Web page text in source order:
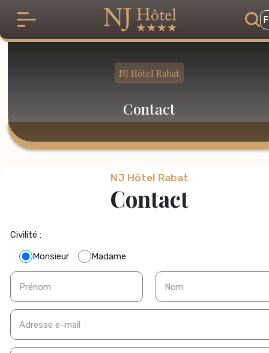
NJ Hôtel Rabat
Contact
NJ Hôtel Rabat
Contact
Civilité :
Monsieur
Madame
Prénom Nom
Adresse e-mail